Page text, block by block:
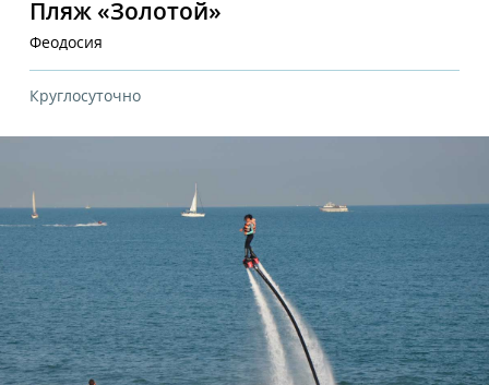
Пляж «Золотой»
Феодосия
Круглосуточно